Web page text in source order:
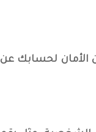
الأمان لحسابك عن